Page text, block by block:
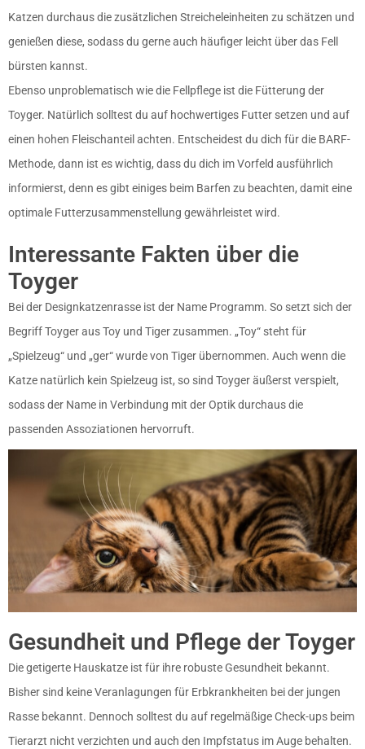
Katzen durchaus die zusätzlichen Streicheleinheiten zu schätzen und
genießen diese, sodass du gerne auch häufiger leicht über das Fell
bürsten kannst.
Ebenso unproblematisch wie die Fellpflege ist die Fütterung der
Toyger. Natürlich solltest du auf hochwertiges Futter setzen und auf
einen hohen Fleischanteil achten. Entscheidest du dich für die BARF-
Methode, dann ist es wichtig, dass du dich im Vorfeld ausführlich
informierst, denn es gibt einiges beim Barfen zu beachten, damit eine
optimale Futterzusammenstellung gewährleistet wird.
Interessante Fakten über die
Toyger
Bei der Designkatzenrasse ist der Name Programm. So setzt sich der
Begriff Toyger aus Toy und Tiger zusammen. „Toy“ steht für
„Spielzeug“ und „ger“ wurde von Tiger übernommen. Auch wenn die
Katze natürlich kein Spielzeug ist, so sind Toyger äußerst verspielt,
sodass der Name in Verbindung mit der Optik durchaus die
passenden Assoziationen hervorruft.
Gesundheit und Pflege der Toyger
Die getigerte Hauskatze ist für ihre robuste Gesundheit bekannt.
Bisher sind keine Veranlagungen für Erbkrankheiten bei der jungen
Rasse bekannt. Dennoch solltest du auf regelmäßige Check-ups beim
Tierarzt nicht verzichten und auch den Impfstatus im Auge behalten.